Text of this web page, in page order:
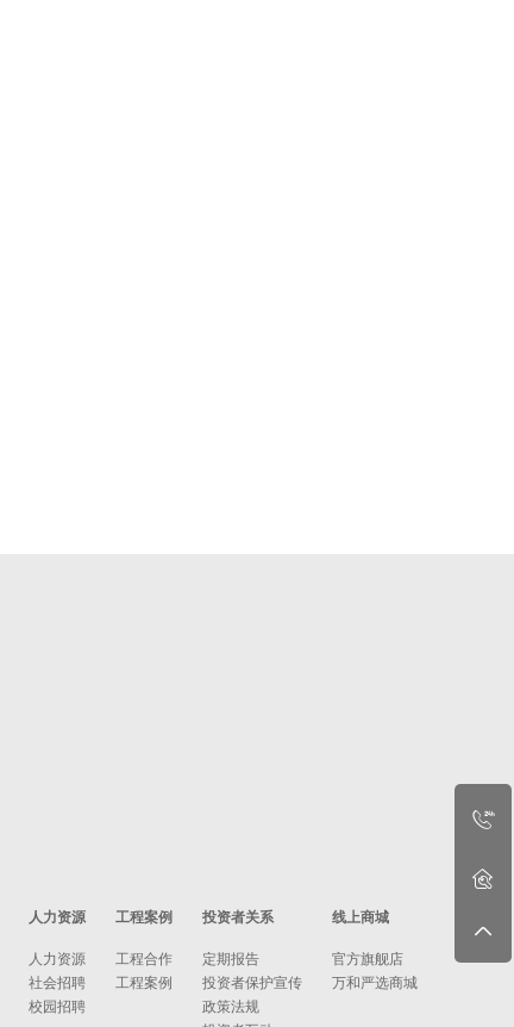
人力资源
人力资源
社会招聘
校园招聘
工程案例
工程合作
工程案例
投资者关系
定期报告
投资者保护宣传
政策法规
线上商城
官方旗舰店
万和严选商城